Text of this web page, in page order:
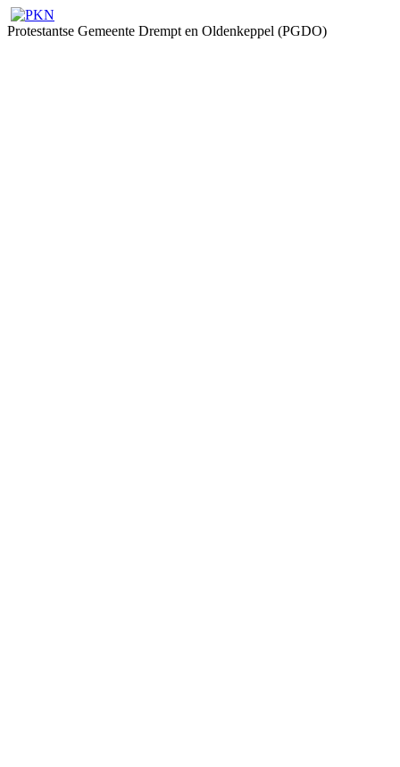
Protestantse Gemeente Drempt en Oldenkeppel (PGDO)